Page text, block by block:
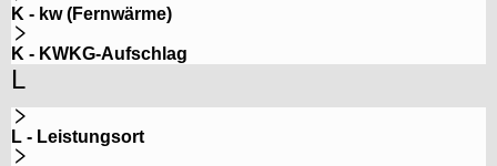
K - kw (Fernwärme)
K - KWKG-Aufschlag
L
L - Leistungsort